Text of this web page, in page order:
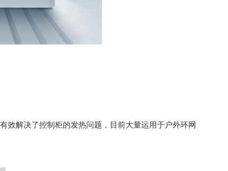
效解决了控制柜的发热问题，目前大量运用于户外环网